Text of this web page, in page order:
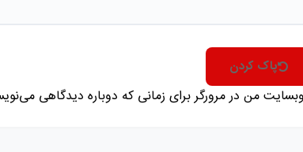
پاک کردن
من در مرورگر برای زمانی که دوباره دیدگاهی